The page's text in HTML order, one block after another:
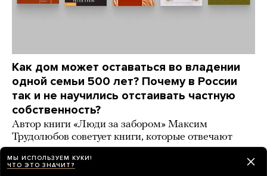
Как дом может оставаться во владении
одной семьи 500 лет? Почему в России
так и не научились отстаивать частную
собственность?
Автор книги «Люди за забором» Максим
Трудолюбов советует книги, которые отвечают
на эти вопросы
ИСТОРИИ день назад
МЫ ИСПОЛЬЗУЕМ КУКИ!
ЧТО ЭТО ЗНАЧИТ?